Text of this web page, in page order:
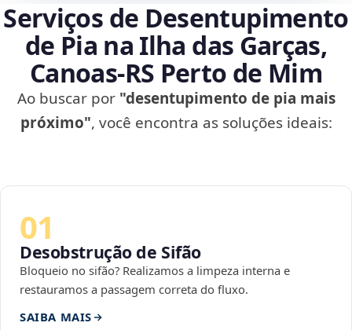
Serviços de Desentupimento
de Pia na Ilha das Garças,
Canoas‑RS Perto de Mim
Ao buscar por "desentupimento de pia mais
próximo", você encontra as soluções ideais:
01
Desobstrução de Sifão
Bloqueio no sifão? Realizamos a limpeza interna e
restauramos a passagem correta do fluxo.
SAIBA MAIS